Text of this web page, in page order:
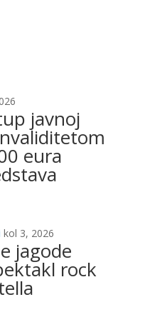
javnoj
eura
kol 3, 2026
jagode
rock